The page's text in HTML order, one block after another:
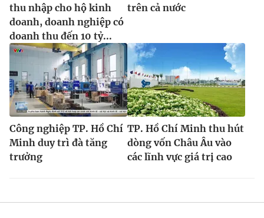
thu nhập cho hộ kinh
doanh, doanh nghiệp có
doanh thu đến 10 tỷ...
trên cả nước
Công nghiệp TP. Hồ Chí
Minh duy trì đà tăng
trưởng
TP. Hồ Chí Minh thu hút
dòng vốn Châu Âu vào
các lĩnh vực giá trị cao